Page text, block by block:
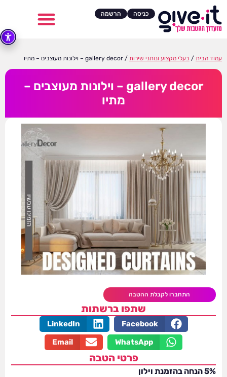
כניסה הרשמה
עמוד הבית / בעלי מקצוע ונותני שירות / gallery decor – וילונות מעוצבים – מתיו
gallery decor – וילונות מעוצבים –
מתיו
התחברו לקבלת ההטבה
שתפו ברשתות
Facebook
LinkedIn
WhatsApp
Email
פרטי הטבה
5% הנחה בהזמנת וילון